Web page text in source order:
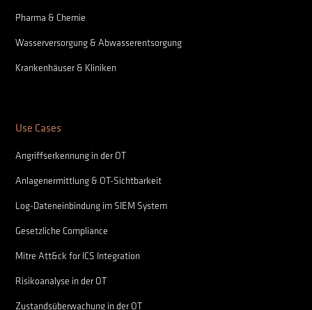
Pharma & Chemie
Wasserversorgung & Abwasserentsorgung
Krankenhäuser & Kliniken
Use Cases
Angriffserkennung in der OT
Anlagenermittlung & OT-Sichtbarkeit
Log-Dateneinbindung im SIEM System
Gesetzliche Compliance
Mitre Att&ck for ICS Integration
Risikoanalyse in der OT
Zustandsüberwachung in der OT